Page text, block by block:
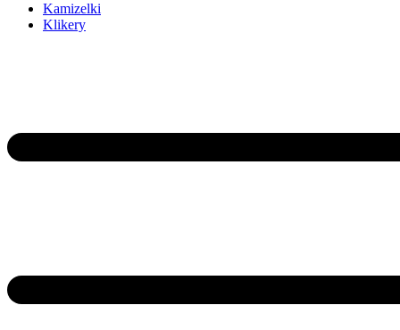
Kamizelki
Klikery